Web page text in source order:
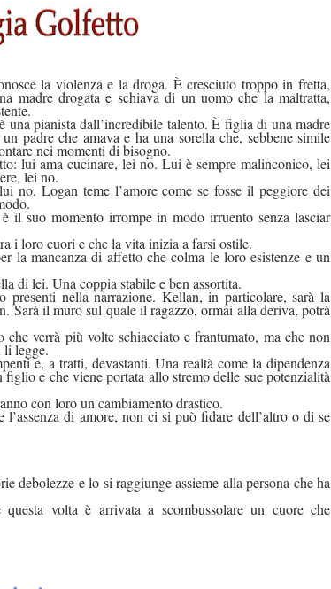
la violenza e la droga. È cresciuto troppo in fretta,
madre drogata e schiava di un uomo che la maltratta,
una pianista dall’incredibile talento. È figlia di una madre
padre che amava e ha una sorella che, sebbene simile
nei momenti di bisogno.
lui ama cucinare, lei no. Lui è sempre malinconico, lei
lei no.
no. Logan teme l’amore come se fosse il peggiore dei
il suo momento irrompe in modo irruento senza lasciar
i loro cuori e che la vita inizia a farsi ostile.
la mancanza di affetto che colma le loro esistenze e un
di lei. Una coppia stabile e ben assortita.
presenti nella narrazione. Kellan, in particolare, sarà la
Sarà il muro sul quale il ragazzo, ormai alla deriva, potrà
verrà più volte schiacciato e frantumato, ma che non
li legge.
e, a tratti, devastanti. Una realtà come la dipendenza
figlio e che viene portata allo stremo delle sue potenzialità
con loro un cambiamento drastico.
di amore, non ci si può fidare dell’altro o di se
debolezze e lo si raggiunge assieme alla persona che ha
volta è arrivata a scombussolare un cuore che